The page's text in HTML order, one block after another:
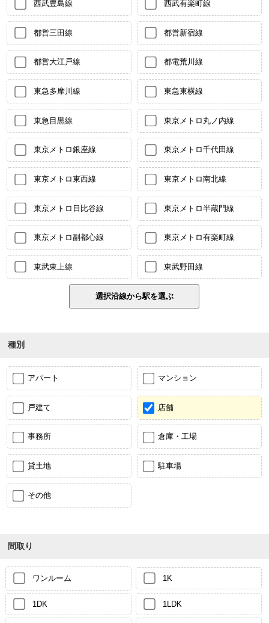
西武豊島線 西武有楽町線
都営三田線 都営新宿線
都営大江戸線 都電荒川線
東急多摩川線 東急東横線
東急目黒線 東京メトロ丸ノ内線
東京メトロ銀座線 東京メトロ千代田線
東京メトロ東西線 東京メトロ南北線
東京メトロ日比谷線 東京メトロ半蔵門線
東京メトロ副都心線 東京メトロ有楽町線
東武東上線 東武野田線
種別
アパート マンション
戸建て 店舗
事務所 倉庫・工場
貸土地 駐車場
その他
間取り
ワンルーム 1K
1DK 1LDK